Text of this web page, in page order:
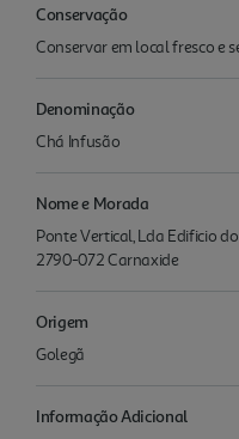
Conservação
Conservar em local fresco e
Denominação
Chá Infusão
Nome e Morada
Ponte Vertical, Lda Edificio
2790-072 Carnaxide
Origem
Golegã
Informação Adicional